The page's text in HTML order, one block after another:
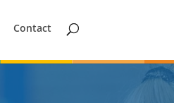
Contact